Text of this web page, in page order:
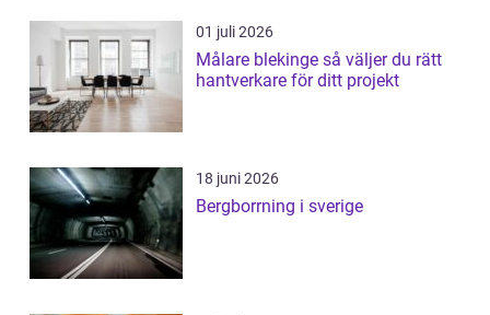
01 juli 2026
Målare blekinge så väljer du rätt
hantverkare för ditt projekt
18 juni 2026
Bergborrning i sverige